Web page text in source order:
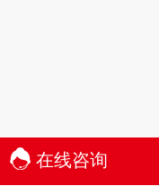
在线咨询